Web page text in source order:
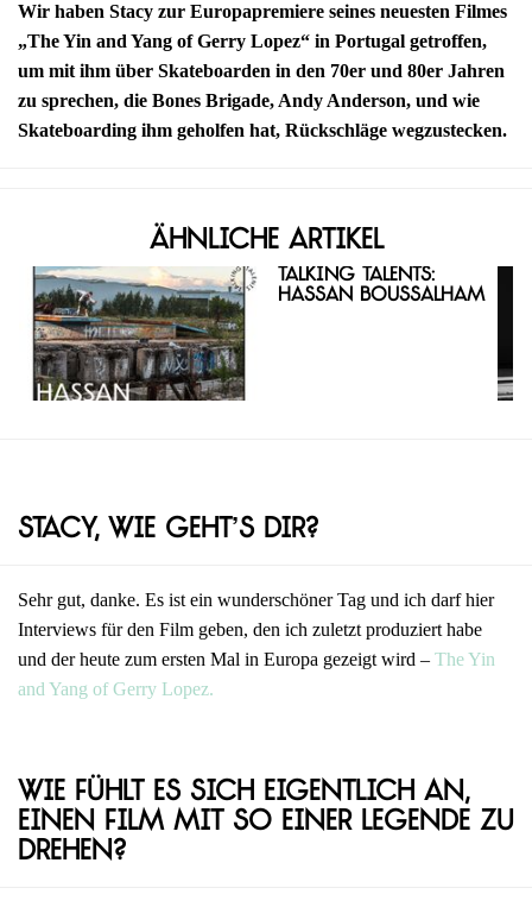
Wir haben Stacy zur Europapremiere seines neuesten Filmes
„The Yin and Yang of Gerry Lopez“ in Portugal getroffen,
um mit ihm über Skateboarden in den 70er und 80er Jahren
zu sprechen, die Bones Brigade, Andy Anderson, und wie
Skateboarding ihm geholfen hat, Rückschläge wegzustecken.
Ähnliche Artikel
Talking Talents:
Hassan Boussalham
Stacy, wie geht’s dir?
Sehr gut, danke. Es ist ein wunderschöner Tag und ich darf hier
Interviews für den Film geben, den ich zuletzt produziert habe
und der heute zum ersten Mal in Europa gezeigt wird – The Yin
and Yang of Gerry Lopez.
Wie fühlt es sich eigentlich an,
einen Film mit so einer Legende zu
drehen?